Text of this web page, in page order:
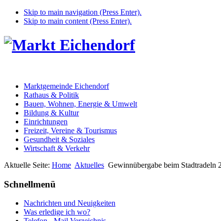
Skip to main navigation (Press Enter).
Skip to main content (Press Enter).
Marktgemeinde Eichendorf
Rathaus & Politik
Bauen, Wohnen, Energie & Umwelt
Bildung & Kultur
Einrichtungen
Freizeit, Vereine & Tourismus
Gesundheit & Soziales
Wirtschaft & Verkehr
Aktuelle Seite: Home Aktuelles Gewinnübergabe beim Stadtradeln
Schnellmenü
Nachrichten und Neuigkeiten
Was erledige ich wo?